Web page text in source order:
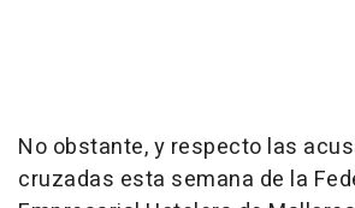
No obstante, y respecto las
cruzadas esta semana de la